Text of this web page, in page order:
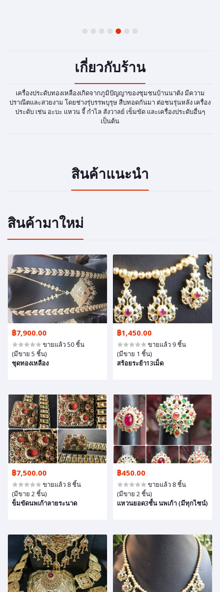
1 2 3 4 5 6 7
เกี่ยวกับร้าน
เครื่องประดับทองเหลืองเกิดจากภูมิปัญญาของชุมชนบ้านนาตัง มีความ
ปราณีตและสวยงาม โดยช่างรุ่บรรพบุรุษ สืบทอดกันมา ต่อชนรุ่นหลัง เครื่อง
ประดับ เช่น อะบะ แหวน จี้ กำไล สังวาลย์ เข็มขัด และเครื่องประดับอื่นๆ
เป็นต้น
สินค้าแนะนำ
สินค้ามาใหม่
฿7,900.00
ขายแล้ว 50 ชิ้น
(มีขาย 5 ชิ้น)
ชุดทองเหลือง
฿1,450.00
ขายแล้ว 9 ชิ้น
(มีขาย 1 ชิ้น)
สร้อยระย้า13เม็ด
฿7,500.00
ขายแล้ว 8 ชิ้น
(มีขาย 2 ชิ้น)
ข็มขัดนพเก้าลายระนาด
฿450.00
ขายแล้ว 8 ชิ้น
(มีขาย 2 ชิ้น)
แหวนยอด3ชั้น นพเก้า (มีทุกไซน์)